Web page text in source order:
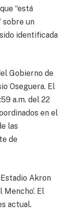
“está
sobre un
identificada
Gobierno de
Oseguera. El
a.m. del 22
en el
las
de
Akron
El
actual.